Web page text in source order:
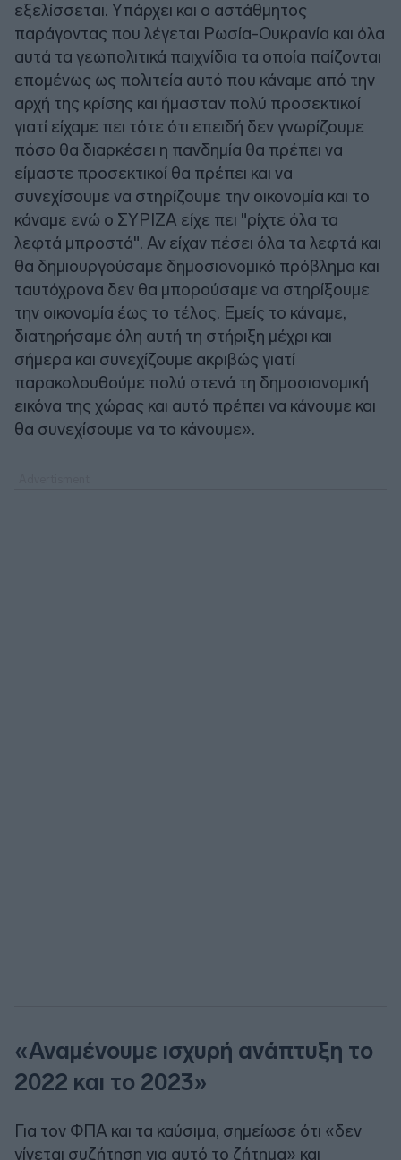
εξελίσσεται. Υπάρχει και ο αστάθμητος
παράγοντας που λέγεται Ρωσία-Ουκρανία και όλα
αυτά τα γεωπολιτικά παιχνίδια τα οποία παίζονται
επομένως ως πολιτεία αυτό που κάναμε από την
αρχή της κρίσης και ήμασταν πολύ προσεκτικοί
γιατί είχαμε πει τότε ότι επειδή δεν γνωρίζουμε
πόσο θα διαρκέσει η πανδημία θα πρέπει να
είμαστε προσεκτικοί θα πρέπει και να
συνεχίσουμε να στηρίζουμε την οικονομία και το
κάναμε ενώ ο ΣΥΡΙΖΑ είχε πει "ρίχτε όλα τα
λεφτά μπροστά". Αν είχαν πέσει όλα τα λεφτά και
θα δημιουργούσαμε δημοσιονομικό πρόβλημα και
ταυτόχρονα δεν θα μπορούσαμε να στηρίξουμε
την οικονομία έως το τέλος. Εμείς το κάναμε,
διατηρήσαμε όλη αυτή τη στήριξη μέχρι και
σήμερα και συνεχίζουμε ακριβώς γιατί
παρακολουθούμε πολύ στενά τη δημοσιονομική
εικόνα της χώρας και αυτό πρέπει να κάνουμε και
θα συνεχίσουμε να το κάνουμε».
«Αναμένουμε ισχυρή ανάπτυξη το
2022 και το 2023»
Για τον ΦΠΑ και τα καύσιμα, σημείωσε ότι «δεν
γίνεται συζήτηση για αυτό το ζήτημα» και